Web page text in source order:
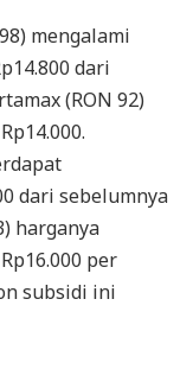
mengalami
dari
(RON 92)
dari sebelumnya
harganya
per
subsidi ini